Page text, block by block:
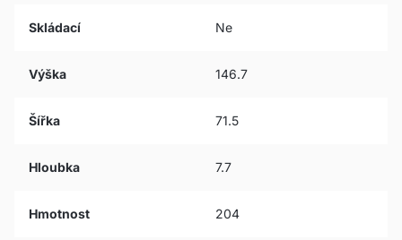
Skládací Ne
Výška 146.7
Šířka 71.5
Hloubka 7.7
Hmotnost 204